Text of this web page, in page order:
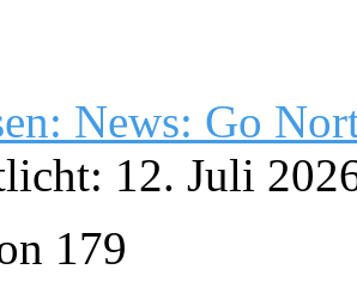
News: Go
12. Juli
179